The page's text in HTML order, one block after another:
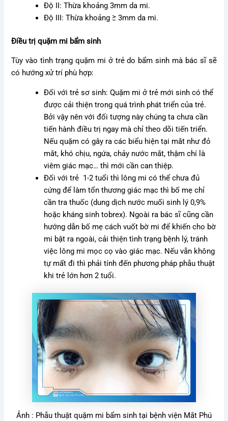
Độ II: Thừa khoảng 3mm da mi.
Độ III: Thừa khoảng ≥ 3mm da mi.
Điều trị quặm mi bẩm sinh
Tùy vào tình trạng quặm mi ở trẻ do bẩm sinh mà bác sĩ sẽ
có hướng xử trí phù hợp:
Đối với trẻ sơ sinh: Quặm mi ở trẻ mới sinh có thể
được cải thiện trong quá trình phát triển của trẻ.
Bởi vậy nên với đối tượng này chúng ta chưa cần
tiến hành điều trị ngay mà chỉ theo dõi tiến triển.
Nếu quặm có gây ra các biểu hiện tại mắt như đỏ
mắt, khó chịu, ngứa, chảy nước mắt, thậm chí là
viêm giác mạc… thì mới cần can thiệp.
Đối với trẻ 1-2 tuổi thì lông mi có thể chưa đủ
cứng để làm tổn thương giác mạc thì bố mẹ chỉ
cần tra thuốc (dung dịch nước muối sinh lý 0,9%
hoặc kháng sinh tobrex). Ngoài ra bác sĩ cũng cần
hướng dẫn bố mẹ cách vuốt bờ mi để khiến cho bờ
mi bật ra ngoài, cải thiện tình trạng bệnh lý, tránh
việc lông mi mọc cọ vào giác mạc. Nếu vẫn không
tự mất đi thì phải tính đến phương pháp phẫu thuật
khi trẻ lớn hơn 2 tuổi.
Ảnh : Phẫu thuật quặm mi bẩm sinh tại bệnh viện Mắt Phú